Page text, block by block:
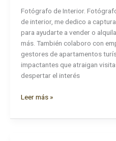
Fotógrafo de Interior.
de interior, me dedico a
para ayudarte a vender o
más. También colaboro con
gestores de apartamentos
impactantes que atraigan
despertar el interés
Fotógrafo
Interior
Leer más »